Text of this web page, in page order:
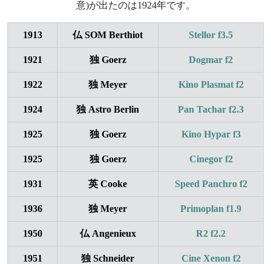
意)が出たのは1924年です。
1913 仏 SOM Berthiot Stellor f3.5
1921 独 Goerz Dogmar f2
1922 独 Meyer Kino Plasmat f2
1924 独 Astro Berlin Pan Tachar f2.3
1925 独 Goerz Kino Hypar f3
1925 独 Goerz Cinegor f2
1931 英 Cooke Speed Panchro f2
1936 独 Meyer Primoplan f1.9
1950 仏 Angenieux R2 f2.2
1951 独 Schneider Cine Xenon f2